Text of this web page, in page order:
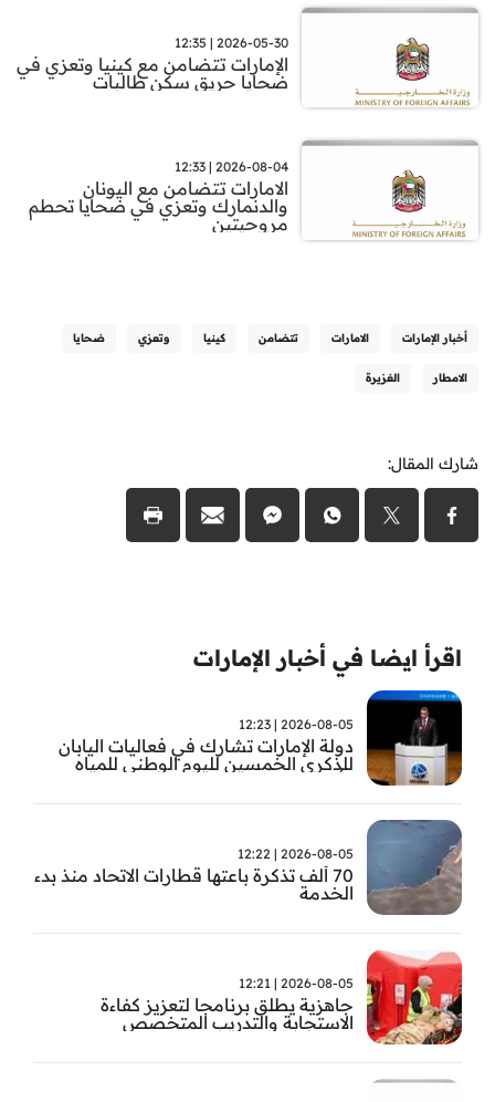
2026-05-30 | 12:35
الإمارات تتضامن مع كينيا وتعزي في
ضحايا حريق سكن طالبات
2026-08-04 | 12:33
الامارات تتضامن مع اليونان
والدنمارك وتعزي في ضحايا تحطم
مروحيتين
أخبار الإمارات الامارات تتضامن كينيا وتعزي ضحايا
الامطار الغزيرة
شارك المقال:
اقرأ ايضا في أخبار الإمارات
2026-08-05 | 12:23
دولة الإمارات تشارك في فعاليات اليابان
للذكرى الخمسين لليوم الوطني للمياه
2026-08-05 | 12:22
70 ألف تذكرة باعتها قطارات الاتحاد منذ بدء
الخدمة
2026-08-05 | 12:21
جاهزية يطلق برنامجا لتعزيز كفاءة
الاستجابة والتدريب المتخصص